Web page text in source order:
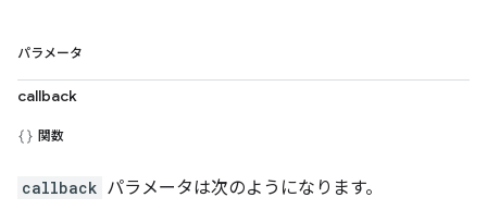
パラメータ
callback
関数
callback パラメータは次のようになります。